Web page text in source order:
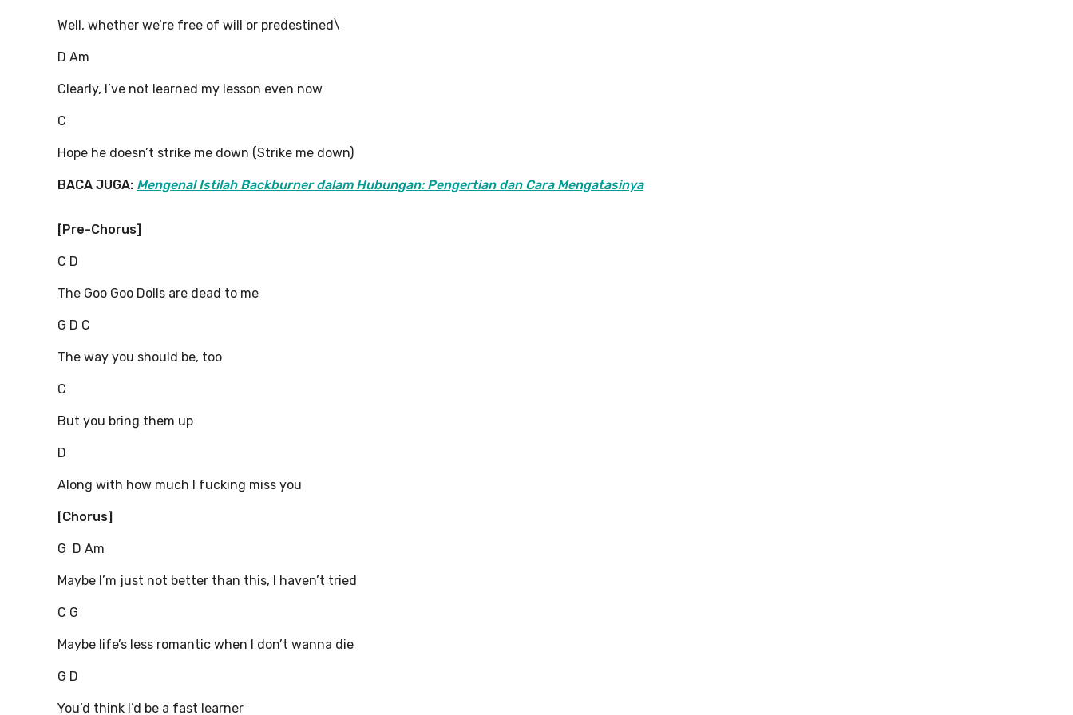
Well, whether we’re free of will or predestined\
D Am
Clearly, I’ve not learned my lesson even now
C
Hope he doesn’t strike me down (Strike me down)
BACA JUGA: Mengenal Istilah Backburner dalam Hubungan: Pengertian dan Cara Mengatasinya
[Pre-Chorus]
C D
The Goo Goo Dolls are dead to me
G D C
The way you should be, too
C
But you bring them up
D
Along with how much I fucking miss you
[Chorus]
G D Am
Maybe I’m just not better than this, I haven’t tried
C G
Maybe life’s less romantic when I don’t wanna die
G D
You’d think I’d be a fast learner